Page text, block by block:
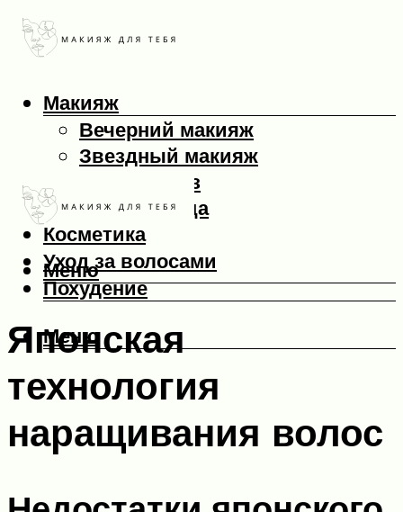
Макияж
Вечерний макияж
Звездный макияж
Макияж глаз
Макияж лица
Косметика
Уход за волосами
Похудение
Меню
Меню
Японская
технология
наращивания волос